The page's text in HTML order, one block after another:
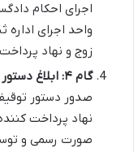
اجرای احکام
واحد اجرای
زوج و نهاد
گام ۴: ابلاغ دستور توقیف به نهاد پرداخت کننده:
صدور دستور
نهاد پرداخت
صورت رسمی و